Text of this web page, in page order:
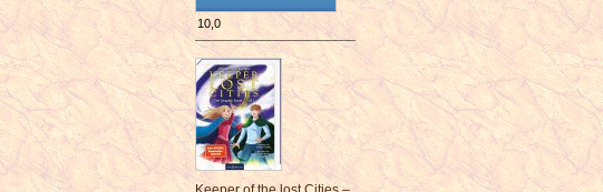
10,0
¯¯¯¯¯¯¯¯¯¯¯¯¯¯¯¯¯¯¯¯¯¯¯¯